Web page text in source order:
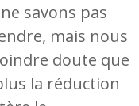
savons pas
mais nous
doute que
la réduction